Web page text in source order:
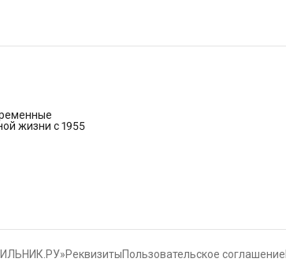
жизни с 1955
РеквизитыПользовательское соглашение